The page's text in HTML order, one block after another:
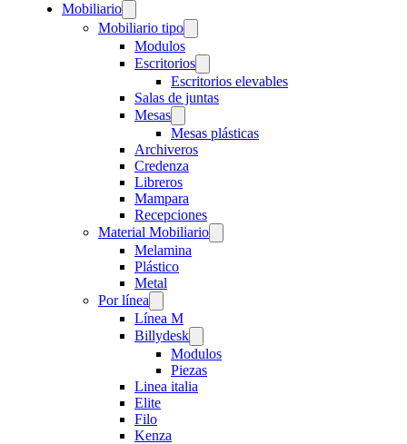
Mobiliario
Mobiliario tipo
Modulos
Escritorios
Escritorios elevables
Salas de juntas
Mesas
Mesas plásticas
Archiveros
Credenza
Libreros
Mampara
Recepciones
Material Mobiliario
Melamina
Plástico
Metal
Por línea
Línea M
Billydesk
Modulos
Piezas
Linea italia
Elite
Filo
Kenza